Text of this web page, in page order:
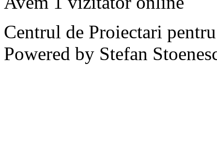
Centrul de Proiectari
Powered by Stefan